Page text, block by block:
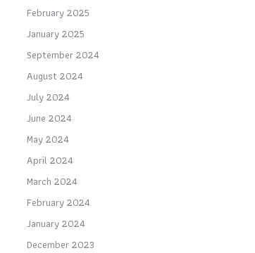
February 2025
January 2025
September 2024
August 2024
July 2024
June 2024
May 2024
April 2024
March 2024
February 2024
January 2024
December 2023